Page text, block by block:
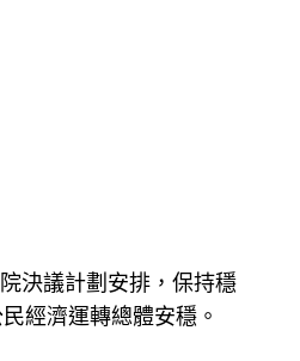
決議計劃安排，保持穩
經濟運轉總體安穩。